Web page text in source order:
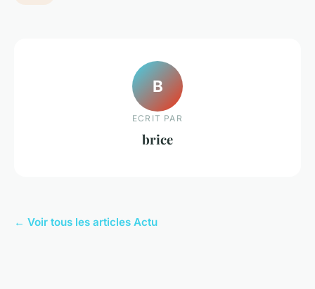
B
ECRIT PAR
brice
← Voir tous les articles Actu